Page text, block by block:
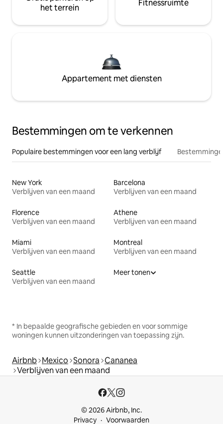
het terrein
Fitnessruimte
Appartement met diensten
Bestemmingen om te verkennen
Populaire bestemmingen voor een lang verblijf
New York
Verblijven van een maand
Barcelona
Verblijven van een maand
Florence
Verblijven van een maand
Athene
Verblijven van een maand
Miami
Verblijven van een maand
Montreal
Verblijven van een maand
Seattle
Verblijven van een maand
Meer tonen
* In bepaalde geografische gebieden en voor sommige
woningen kunnen uitzonderingen van toepassing zijn.
Airbnb Mexico Sonora Cananea
Verblijven van een maand
© 2026 Airbnb, Inc.
Privacy
Voorwaarden